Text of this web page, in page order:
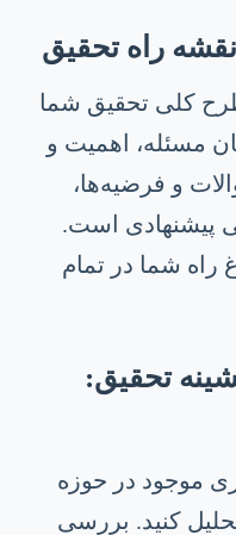
کلی تحقیق شما
مسئله، اهمیت و
و فرضیه‌ها،
پیشنهادی است.
راه شما در تمام
تحقیق:
موجود در حوزه
کنید. بررسی